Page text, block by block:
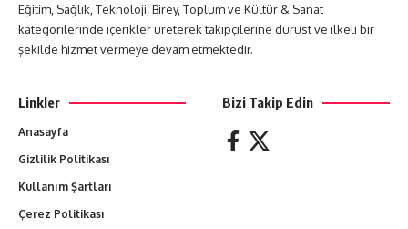
Eğitim, Sağlık, Teknoloji, Birey, Toplum ve Kültür & Sanat
kategorilerinde içerikler üreterek takipçilerine dürüst ve ilkeli bir
şekilde hizmet vermeye devam etmektedir.
Linkler
Anasayfa
Gizlilik Politikası
Kullanım Şartları
Çerez Politikası
Bizi Takip Edin